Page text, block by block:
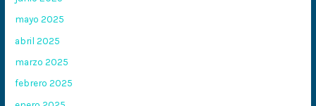
mayo 2025
abril 2025
marzo 2025
febrero 2025